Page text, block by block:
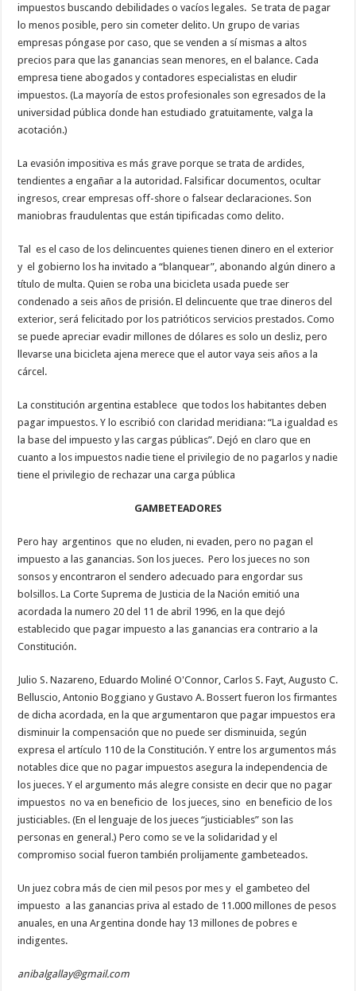
impuestos buscando debilidades o vacíos legales. Se trata de pagar
lo menos posible, pero sin cometer delito. Un grupo de varias
empresas póngase por caso, que se venden a sí mismas a altos
precios para que las ganancias sean menores, en el balance. Cada
empresa tiene abogados y contadores especialistas en eludir
impuestos. (La mayoría de estos profesionales son egresados de la
universidad pública donde han estudiado gratuitamente, valga la
acotación.)
La evasión impositiva es más grave porque se trata de ardides,
tendientes a engañar a la autoridad. Falsificar documentos, ocultar
ingresos, crear empresas off-shore o falsear declaraciones. Son
maniobras fraudulentas que están tipificadas como delito.
Tal es el caso de los delincuentes quienes tienen dinero en el exterior
y el gobierno los ha invitado a “blanquear”, abonando algún dinero a
título de multa. Quien se roba una bicicleta usada puede ser
condenado a seis años de prisión. El delincuente que trae dineros del
exterior, será felicitado por los patrióticos servicios prestados. Como
se puede apreciar evadir millones de dólares es solo un desliz, pero
llevarse una bicicleta ajena merece que el autor vaya seis años a la
cárcel.
La constitución argentina establece que todos los habitantes deben
pagar impuestos. Y lo escribió con claridad meridiana: “La igualdad es
la base del impuesto y las cargas públicas”. Dejó en claro que en
cuanto a los impuestos nadie tiene el privilegio de no pagarlos y nadie
tiene el privilegio de rechazar una carga pública
GAMBETEADORES
Pero hay argentinos que no eluden, ni evaden, pero no pagan el
impuesto a las ganancias. Son los jueces. Pero los jueces no son
sonsos y encontraron el sendero adecuado para engordar sus
bolsillos. La Corte Suprema de Justicia de la Nación emitió una
acordada la numero 20 del 11 de abril 1996, en la que dejó
establecido que pagar impuesto a las ganancias era contrario a la
Constitución.
Julio S. Nazareno, Eduardo Moliné O'Connor, Carlos S. Fayt, Augusto C.
Belluscio, Antonio Boggiano y Gustavo A. Bossert fueron los firmantes
de dicha acordada, en la que argumentaron que pagar impuestos era
disminuir la compensación que no puede ser disminuida, según
expresa el artículo 110 de la Constitución. Y entre los argumentos más
notables dice que no pagar impuestos asegura la independencia de
los jueces. Y el argumento más alegre consiste en decir que no pagar
impuestos no va en beneficio de los jueces, sino en beneficio de los
justiciables. (En el lenguaje de los jueces “justiciables” son las
personas en general.) Pero como se ve la solidaridad y el
compromiso social fueron también prolijamente gambeteados.
Un juez cobra más de cien mil pesos por mes y el gambeteo del
impuesto a las ganancias priva al estado de 11.000 millones de pesos
anuales, en una Argentina donde hay 13 millones de pobres e
indigentes.
anibalgallay@gmail.com